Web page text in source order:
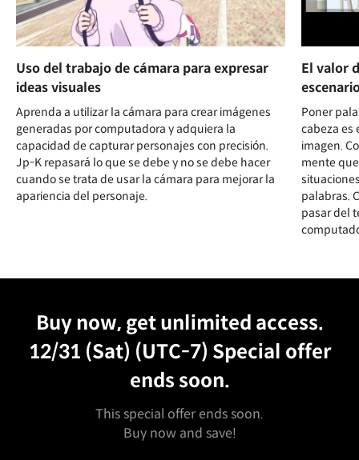
Uso del trabajo de cámara para expresar
ideas visuales
Aprenda a utilizar la cámara para crear imágenes
generadas por computadora y adquiera la
capacidad de capturar personajes con precisión.
Jp-K repasará lo que se debe y no se debe hacer
cuando se trata de usar la cámara para mejorar la
apariencia del personaje.
El valor
Poner
cabeza es
imagen.
mente
palabras.
pasar del
Buy now, get unlimited access.
12/31 (Sat) (UTC-7) Special offer
ends soon.
This special offer ends soon.
Buy now and save!